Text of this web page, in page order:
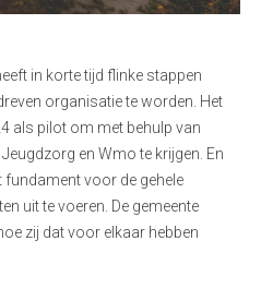
in korte tijd flinke stappen
organisatie te worden. Het
als pilot om met behulp van
en Wmo te krijgen. En
fundament voor de gehele
uit te voeren. De gemeente
zij dat voor elkaar hebben